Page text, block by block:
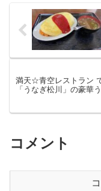
満天☆青空レストラン
「うなぎ松川」の豪華
コメント